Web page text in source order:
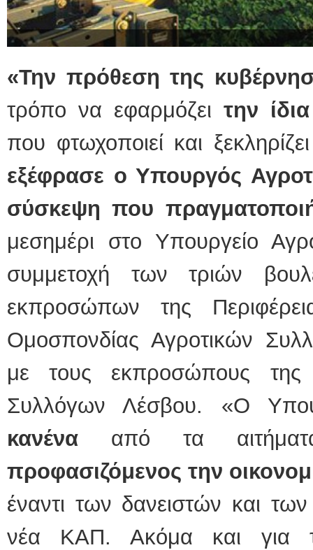
«Την πρόθεση της
τρόπο να εφαρμόζει την
που φτωχοποιεί και
εξέφρασε ο Υπουργός
σύσκεψη που
μεσημέρι στο Υπουργείο
συμμετοχή των τριών
εκπροσώπων της
Ομοσπονδίας Αγροτικών
με τους εκπροσώπους της
Συλλόγων Λέσβου. «Ο
κανένα από τα
προφασιζόμενος την
έναντι των δανειστών και
νέα ΚΑΠ. Ακόμα και για